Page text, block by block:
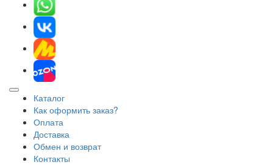
Каталог
Как оформить заказ?
Оплата
Доставка
Обмен и возврат
Контакты